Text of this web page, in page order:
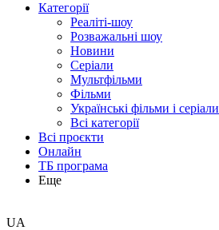
Категорії
Реаліті-шоу
Розважальні шоу
Новини
Серіали
Мультфільми
Фільми
Українські фільми і серіали
Всі категорії
Всі проєкти
Онлайн
ТБ програма
Еще
UA